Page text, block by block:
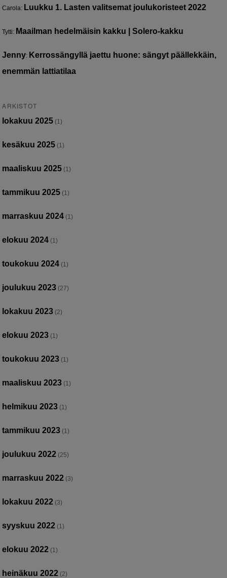
Carola: Luukku 1. Lasten valitsemat joulukoristeet 2022
Tytti: Maailman hedelmäisin kakku | Solero-kakku
Jenny: Kerrossängyllä jaettu huone: sängyt päällekkäin,
enemmän lattiatilaa
ARKISTOT
lokakuu 2025 (1)
kesäkuu 2025 (1)
maaliskuu 2025 (1)
tammikuu 2025 (1)
marraskuu 2024 (1)
elokuu 2024 (1)
toukokuu 2024 (1)
joulukuu 2023 (27)
lokakuu 2023 (2)
elokuu 2023 (1)
toukokuu 2023 (1)
maaliskuu 2023 (1)
helmikuu 2023 (1)
tammikuu 2023 (1)
joulukuu 2022 (25)
marraskuu 2022 (3)
lokakuu 2022 (3)
syyskuu 2022 (1)
elokuu 2022 (1)
heinäkuu 2022 (2)